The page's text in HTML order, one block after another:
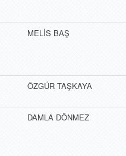
MELİS BAŞ
ÖZGÜR TAŞKAYA
DAMLA DÖNMEZ